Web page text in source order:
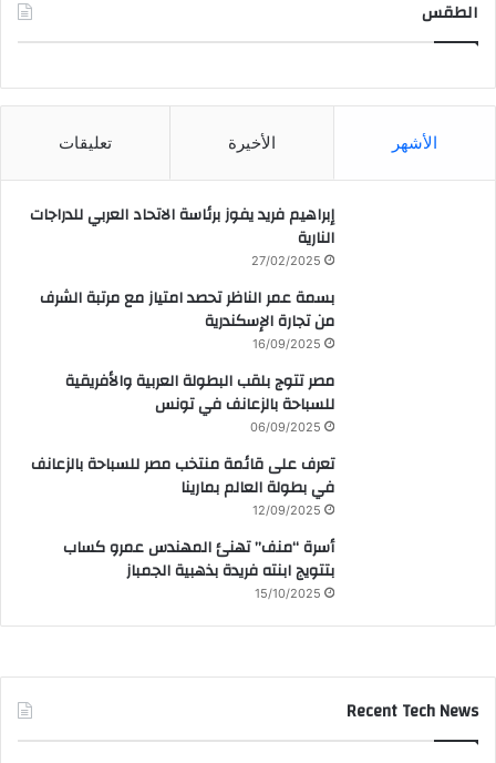
الطقس
الأشهر الأخيرة تعليقات
إبراهيم فريد يفوز برئاسة الاتحاد العربي للدراجات
النارية
27/02/2025
بسمة عمر الناظر تحصد امتياز مع مرتبة الشرف
من تجارة الإسكندرية
16/09/2025
مصر تتوج بلقب البطولة العربية والأفريقية
للسباحة بالزعانف في تونس
06/09/2025
تعرف على قائمة منتخب مصر للسباحة بالزعانف
في بطولة العالم بمارينا
12/09/2025
أسرة “منف” تهنئ المهندس عمرو كساب
بتتويج ابنته فريدة بذهبية الجمباز
15/10/2025
Recent Tech News